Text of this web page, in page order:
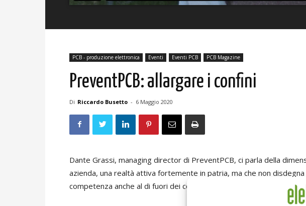
PCB - produzione elettronica Eventi Eventi PCB PCB Magazine
PreventPCB: allargare i confini
Di Riccardo Busetto - 6 Maggio 2020
Dante Grassi, managing director di PreventPCB, ci parla della
azienda, una realtà attiva fortemente in patria, ma che non
competenza anche al di fuori dei confini nazionali.